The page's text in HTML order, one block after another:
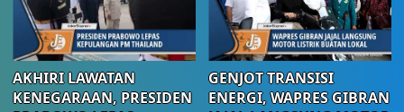
AKHIRI LAWATAN
KENEGARAAN, PRESIDEN
GENJOT TRANSISI
ENERGI, WAPRES GIBRAN